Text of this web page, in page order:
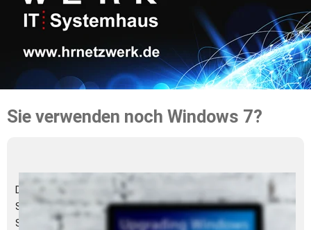
Sie verwenden noch Windows 7?
Der Support für Windows 7 endete am 14. Januar 2020.
Seitdem sind weder technische Unterstützung noch
Softwareupdates über Windows Update zum Schutz des